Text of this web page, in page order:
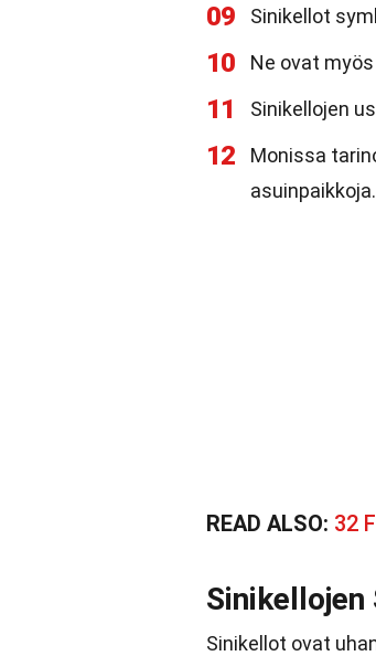
09 Sinikellot
10 Ne ovat
11 Sinikellojen
12
Monissa
asuinpaikkoja.
READ ALSO: 32
Sinikellojen
Sinikellot ovat